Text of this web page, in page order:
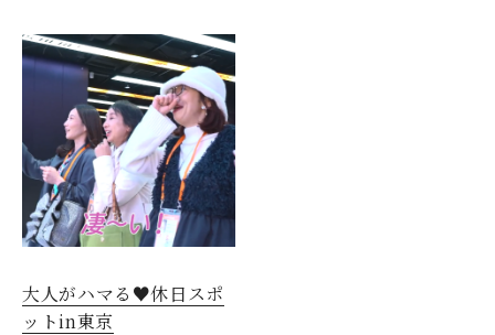
大人がハマる♥休日スポ
ットin東京